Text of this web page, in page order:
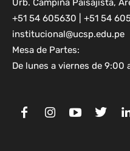
+51 54 605630 | +51 54
institucional@ucsp.edu.pe
Mesa de Partes:
De lunes a viernes de 9:00